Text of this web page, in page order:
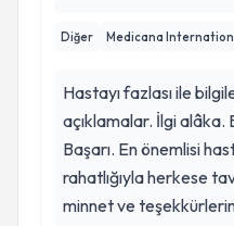
Diğer Medicana
Hastayı fazlası ile
açıklamalar. İlgi alâka.
Başarı. En önemlisi
rahatlığıyla herkese
minnet ve